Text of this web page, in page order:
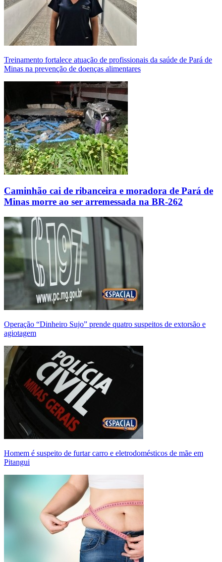
Treinamento fortalece atuação de profissionais da saúde de Pará de
Minas na prevenção de doenças alimentares
Caminhão cai de ribanceira e moradora de Pará de
Minas morre ao ser arremessada na BR-262
Operação “Dinheiro Sujo” prende quatro suspeitos de extorsão e
agiotagem
Homem é suspeito de furtar carro e eletrodomésticos de mãe em
Pitangui